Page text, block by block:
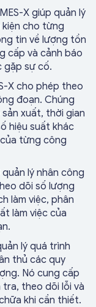
X giúp quản lý
kiện cho từng
tin về lượng tồn
cấp và cảnh báo
gặp sự cố.
X cho phép theo
đoạn. Chúng
xuất, thời gian
hiệu suất khác
từng công
lý nhân công
dõi số lượng
làm việc, phân
làm việc của
lý quá trình
thủ các quy
Nó cung cấp
tra, theo dõi lỗi và
khi cần thiết.